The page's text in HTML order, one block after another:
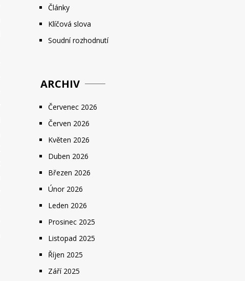
Články
Klíčová slova
Soudní rozhodnutí
ARCHIV
Červenec 2026
Červen 2026
Květen 2026
Duben 2026
Březen 2026
Únor 2026
Leden 2026
Prosinec 2025
Listopad 2025
Říjen 2025
Září 2025